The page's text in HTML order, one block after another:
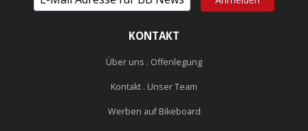
KONTAKT
Über uns . Offenlegung
Kontakt . Unser Team
Werben auf Bikeboard